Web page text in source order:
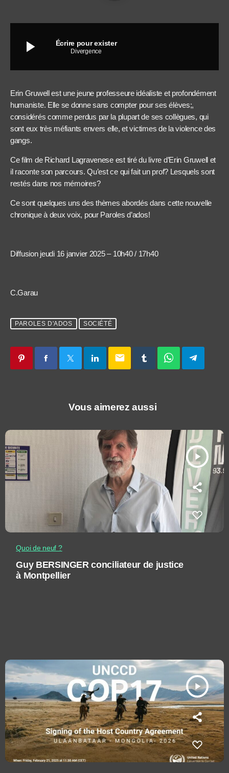
play_arrow Écrire pour exister
Divergence
Erin Gruwell est une jeune professeure idéaliste et profondément
humaniste. Elle se donne sans compter pour ses élèves;,
considérés comme perdus par la plupart de ses collègues, qui
sont eux très méfiants envers elle, et victimes de la violence des
gangs.
Ce film de Richard Lagravenese est tiré du livre d’Erin Gruwell et
il raconte son parcours. Qu’est ce qui fait un prof? Lesquels sont
restés dans nos mémoires?
Ce sont quelques uns des thèmes abordés dans cette nouvelle
chronique à deux voix, pour Paroles d’ados!
Diffusion jeudi 16 janvier 2025 – 10h40 / 17h40
C.Garau
PAROLES D'ADOS SOCIÉTÉ
email
Vous aimerez aussi
play_arrow
Quoi de neuf ?
Guy BERSINGER conciliateur de justice
à Montpellier
play_arrow